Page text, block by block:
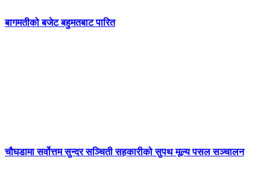
बागमतीको बजेट बहुमतबाट पारित
चौघडामा सर्वोत्तम सुन्दर सञ्चिती सहकारीको सुपथ मूल्य पसल सञ्चालन